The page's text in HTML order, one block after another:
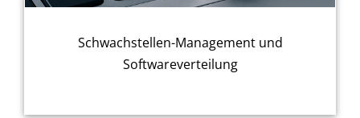
Schwachstellen-Management und
Softwareverteilung